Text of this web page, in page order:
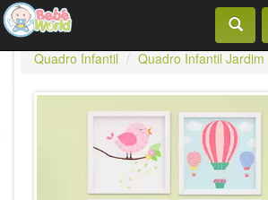
Quadro Infantil Quadro Infantil Jardim